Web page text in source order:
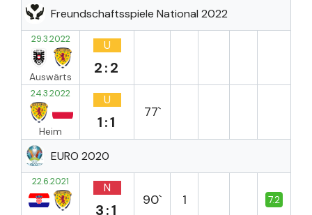
Freundschaftsspiele National 2022
29.3.2022
Auswärts
U
2:2
24.3.2022
Heim
U
1:1
77`
EURO 2020
22.6.2021 N
3:1
90` 1 7.2